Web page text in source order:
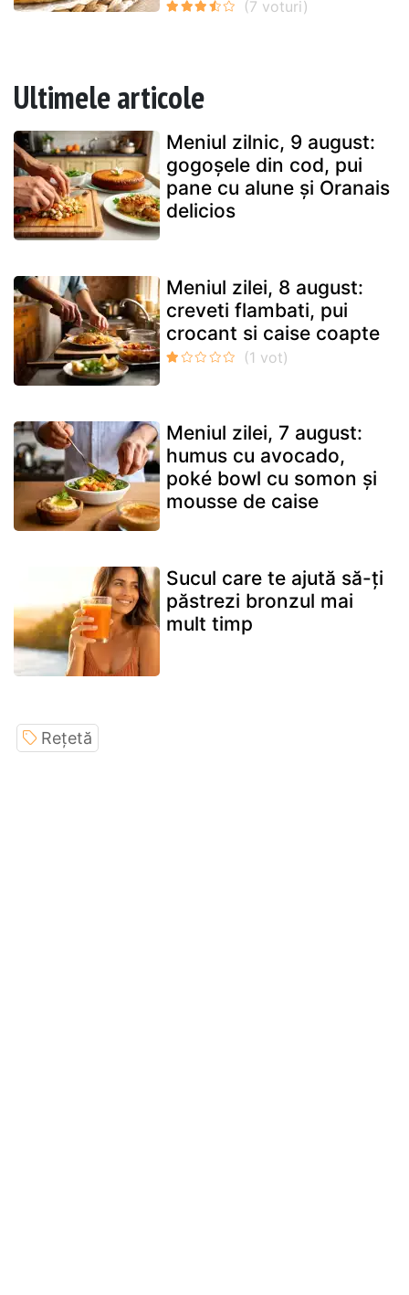
Ultimele articole
Meniul zilnic, 9 august:
gogoșele din cod, pui
pane cu alune și Oranais
delicios
Meniul zilei, 8 august:
creveti flambati, pui
crocant si caise coapte
Meniul zilei, 7 august:
humus cu avocado,
poké bowl cu somon și
mousse de caise
Sucul care te ajută să-ți
păstrezi bronzul mai
mult timp
Rețetă